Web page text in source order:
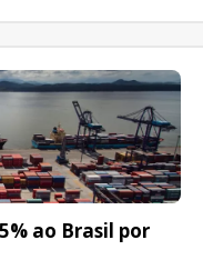
ao Brasil por